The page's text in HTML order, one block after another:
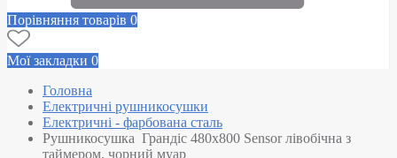
Порівняння товарів 0
Мої закладки 0
Головна
Електричні рушникосушки
Електричні - фарбована сталь
Рушникосушка Грандіс 480х800 Sensor лівобічна з
таймером, чорний муар